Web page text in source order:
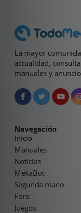
La mayor
actualidad,
manuales y
Navegación
Inicio
Manuales
Noticias
MekaBot
Segunda mano
Foro
Juegos